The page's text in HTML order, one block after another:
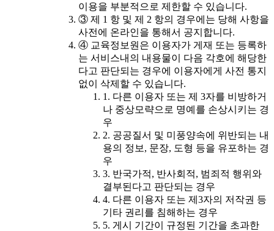
이용을 부분적으로 제한할 수 있습니다.
③ 제 1 항 및 제 2 항의 경우에는 당해 사항을
사전에 온라인을 통해서 공지합니다.
④ 교육정보원은 이용자가 게재 또는 등록하
는 서비스내의 내용물이 다음 각호에 해당한
다고 판단되는 경우에 이용자에게 사전 통지
없이 삭제할 수 있습니다.
1. 다른 이용자 또는 제 3자를 비방하거
나 중상모략으로 명예를 손상시키는 경
우
2. 공공질서 및 미풍양속에 위반되는 내
용의 정보, 문장, 도형 등을 유포하는 경
우
3. 반국가적, 반사회적, 범죄적 행위와
결부된다고 판단되는 경우
4. 다른 이용자 또는 제3자의 저작권 등
기타 권리를 침해하는 경우
5. 게시 기간이 규정된 기간을 초과한